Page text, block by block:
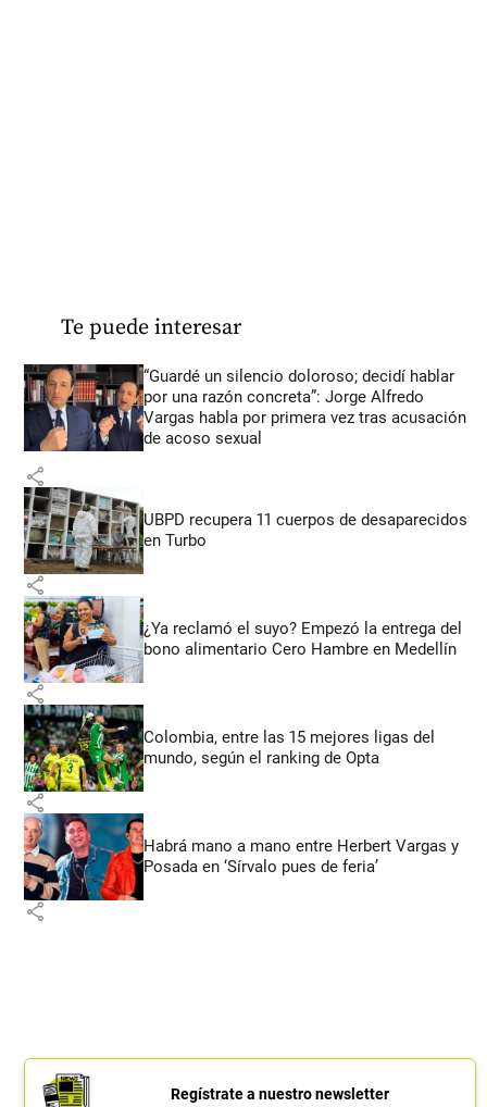
Te puede interesar
“Guardé un silencio doloroso; decidí hablar
por una razón concreta”: Jorge Alfredo
Vargas habla por primera vez tras acusación
de acoso sexual
share
UBPD recupera 11 cuerpos de desaparecidos
en Turbo
share
¿Ya reclamó el suyo? Empezó la entrega del
bono alimentario Cero Hambre en Medellín
share
Colombia, entre las 15 mejores ligas del
mundo, según el ranking de Opta
share
Habrá mano a mano entre Herbert Vargas y
Posada en ‘Sírvalo pues de feria’
share
Regístrate a nuestro newsletter